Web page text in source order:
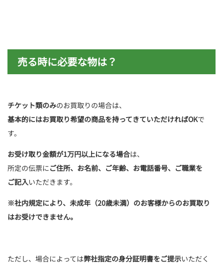
売る時に必要な物は？
チケット類のみのお買取りの場合は、
基本的にはお買取り希望の商品を持ってきていただければOKで
す。
お受け取り金額が1万円以上になる場合は、
所定の伝票にご住所、お名前、ご年齢、お電話番号、ご職業を
ご記入いただきます。
※社内規定により、未成年（20歳未満）のお客様からのお買取り
はお受けできません。
ただし、場合によっては弊社指定の身分証明書をご提示いただく